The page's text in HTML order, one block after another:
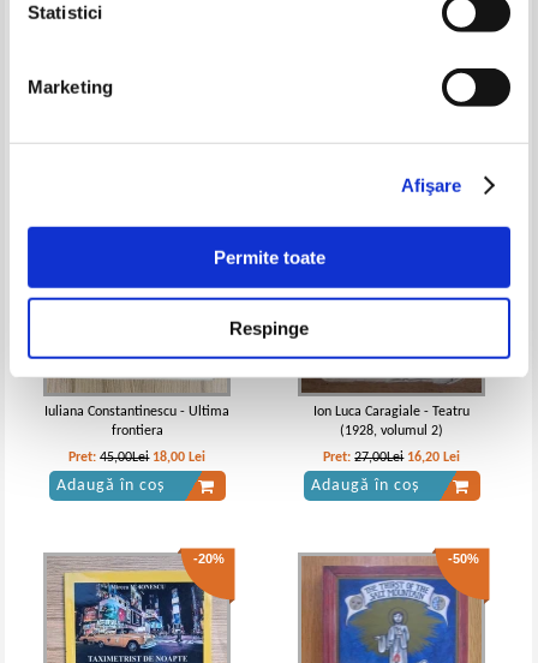
Statistici
Marketing
Afişare
Permite toate
Respinge
Marin Sorescu - Teatru
Adaugă în coș
Magdalena Savescu -
Coordonatele estetice ale
Iuliana Constantinescu - Ultima
frontiera
Pret:45,00Lei 18,00 Lei
Adaugă în coș
Ion Luca Caragiale - Teatru
(1928, volumul 2)
Pret:27,00Lei 16,20 Lei
Adaugă în coș
-20% -50%